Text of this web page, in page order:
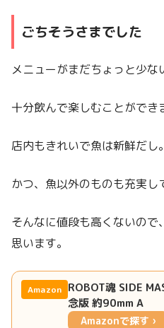
ごちそうさまでした
メニューがまだちょっと少
十分飲んで楽しむことができ
店内もきれいで魚は新鮮だし。
かつ、魚以外のものも充実し
そんなに値段も高くないの
思います。
Amazon ROBOT魂 SIDE
念版 約90mm A
Amazonで探す ›